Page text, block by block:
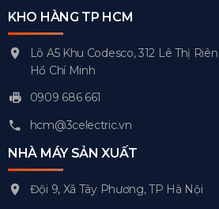
KHO HÀNG TP HCM
Lô A5 Khu Codesco, 312 Lê Thị
Hồ Chí Minh
0909 686 661
hcm@3celectric.vn
NHÀ MÁY SẢN XUẤT
Đội 9, Xã Tây Phương, TP Hà Nội